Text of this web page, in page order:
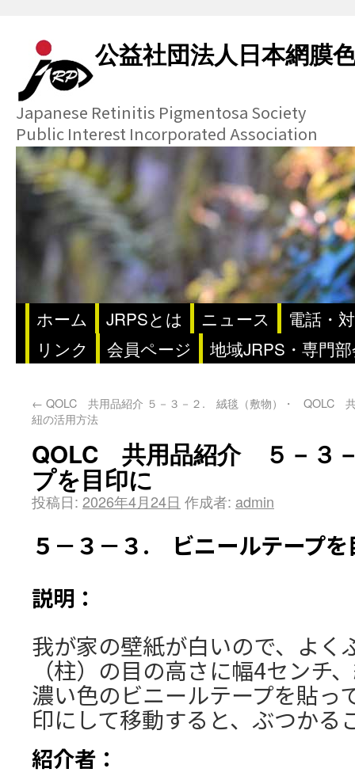
公益社団法人日本網膜
Japanese Retinitis Pigmentosa Society
Public Interest Incorporated Association
ホーム JRPSとは ニュース
電話・
リンク
会員ページ 地域JRPS・専門
← QOLC 共用品紹介 ５－３－２. 絨毯（敷物）・
紐の活用方法
QOLC
QOLC 共用品紹介 ５－３
プを目印に
投稿日: 2026年4月24日 作成者: admin
５－３－３. ビニールテープを
説明：
我が家の壁紙が白いので、よく
（柱）の目の高さに幅4センチ
濃い色のビニールテープを貼っ
印にして移動すると、ぶつかる
紹介者：